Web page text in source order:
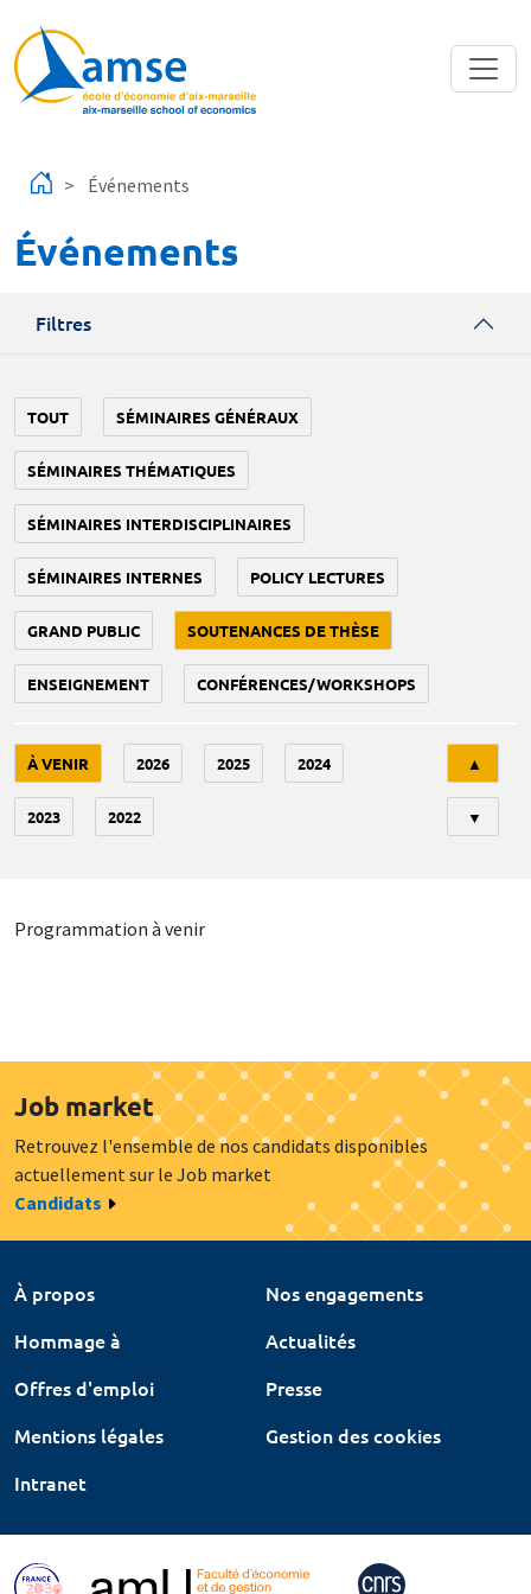
Événements
Événements
Filtres
TOUT SÉMINAIRES GÉNÉRAUX
SÉMINAIRES THÉMATIQUES
SÉMINAIRES INTERDISCIPLINAIRES
SÉMINAIRES INTERNES POLICY LECTURES
GRAND PUBLIC SOUTENANCES DE THÈSE
ENSEIGNEMENT CONFÉRENCES/WORKSHOPS
À VENIR 2026 2025 2024
2023 2022
▲
▼
Programmation à venir
Job market
Retrouvez l'ensemble de nos candidats disponibles
actuellement sur le Job market
Candidats
À propos
Nos engagements
Hommage à
Actualités
Offres d'emploi
Presse
Mentions légales
Gestion des cookies
Intranet